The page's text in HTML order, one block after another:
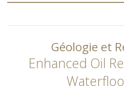
À PROPOS
NOS FORMATIONS
Géologie et
Enhanced Oil